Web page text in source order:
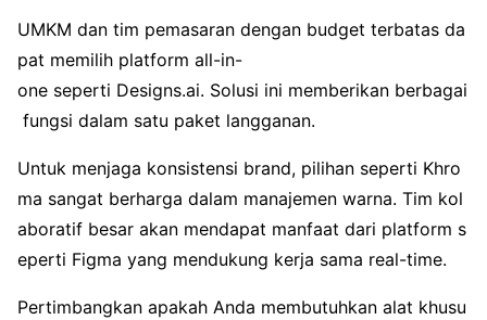
UMKM dan tim pemasaran dengan budget terbatas da
pat memilih platform all-in-
one seperti Designs.ai. Solusi ini memberikan berbagai
fungsi dalam satu paket langganan.
Untuk menjaga konsistensi brand, pilihan seperti Khro
ma sangat berharga dalam manajemen warna. Tim kol
aboratif besar akan mendapat manfaat dari platform s
eperti Figma yang mendukung kerja sama real-time.
Pertimbangkan apakah Anda membutuhkan alat khusu